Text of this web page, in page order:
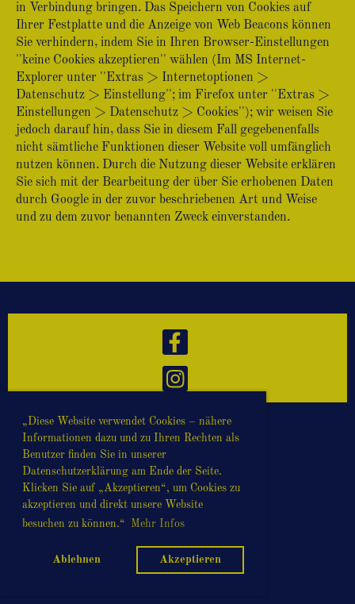
„Diese Website verwendet Cookies – nähere
Informationen dazu und zu Ihren Rechten als
Benutzer finden Sie in unserer
Datenschutzerklärung am Ende der Seite.
Klicken Sie auf „Akzeptieren“, um Cookies zu
akzeptieren und direkt unsere Website
besuchen zu können.“
Mehr Infos
Ablehnen Akzeptieren
in Verbindung bringen. Das Speichern von Cookies auf
Ihrer Festplatte und die Anzeige von Web Beacons können
Sie verhindern, indem Sie in Ihren Browser-Einstellungen
''keine Cookies akzeptieren'' wählen (Im MS Internet-
Explorer unter ''Extras > Internetoptionen >
Datenschutz > Einstellung''; im Firefox unter ''Extras >
Einstellungen > Datenschutz > Cookies''); wir weisen Sie
jedoch darauf hin, dass Sie in diesem Fall gegebenenfalls
nicht sämtliche Funktionen dieser Website voll umfänglich
nutzen können. Durch die Nutzung dieser Website erklären
Sie sich mit der Bearbeitung der über Sie erhobenen Daten
durch Google in der zuvor beschriebenen Art und Weise
und zu dem zuvor benannten Zweck einverstanden.
© LindyHop Zwickau e.V.
Erstellt mit ClubDesk Vereinssoftware
Impressum